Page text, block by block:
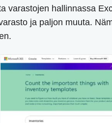
varastojen hallinnassa
ja paljon muuta.